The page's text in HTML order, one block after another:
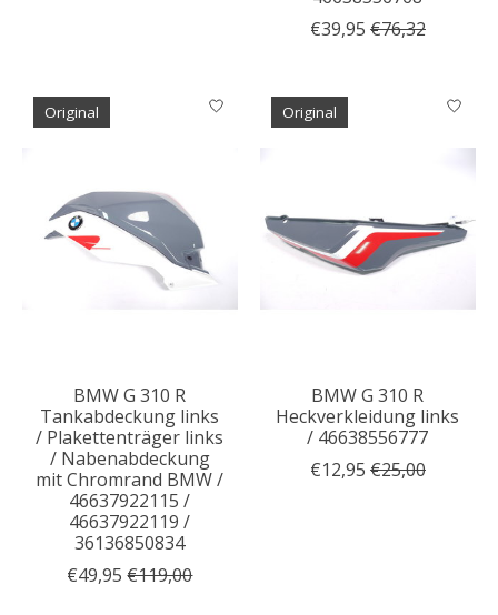
€39,95 €76,32
Original
BMW G 310 R
Tankabdeckung links
/ Plakettenträger links
/ Nabenabdeckung
mit Chromrand BMW /
46637922115 /
46637922119 /
36136850834
€49,95 €119,00
Original
BMW G 310 R
Heckverkleidung links
/ 46638556777
€12,95 €25,00